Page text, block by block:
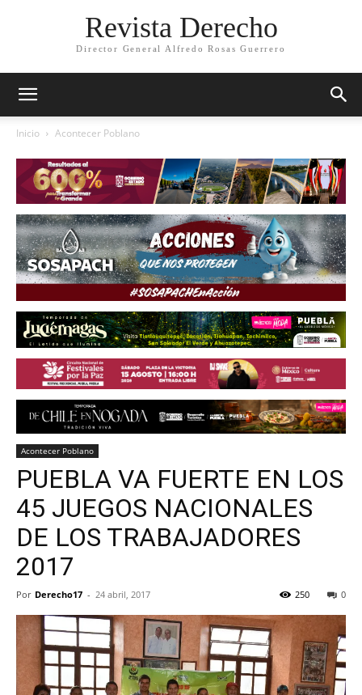
Revista Derecho
Director General Alfredo Rosas Guerrero
Inicio Acontecer Poblano
Acontecer Poblano
PUEBLA VA FUERTE EN LOS
45 JUEGOS NACIONALES
DE LOS TRABAJADORES
2017
Por Derecho17 - 24 abril, 2017 0
250